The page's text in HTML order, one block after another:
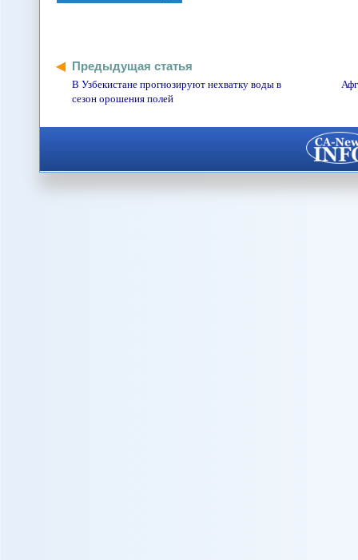
Предыдущая статья
В Узбекистане прогнозируют нехватку воды в
сезон орошения полей